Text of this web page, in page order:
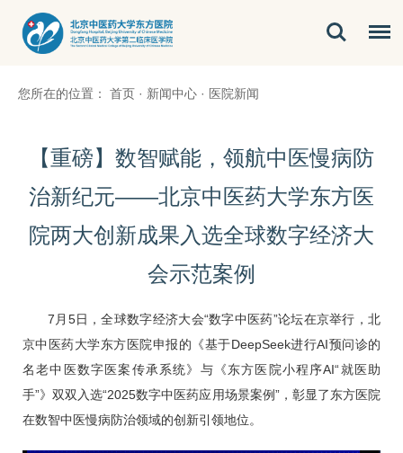
您所在的位置： 首页 · 新闻中心 · 医院新闻
【重磅】数智赋能，领航中医慢病防
治新纪元——北京中医药大学东方医
院两大创新成果入选全球数字经济大
会示范案例
7月5日，全球数字经济大会“数字中医药”论坛在京举行，北
京中医药大学东方医院申报的《基于DeepSeek进行AI预问诊的
名老中医数字医案传承系统》与《东方医院小程序AI“就医助
手”》双双入选“2025数字中医药应用场景案例”，彰显了东方医院
在数智中医慢病防治领域的创新引领地位。